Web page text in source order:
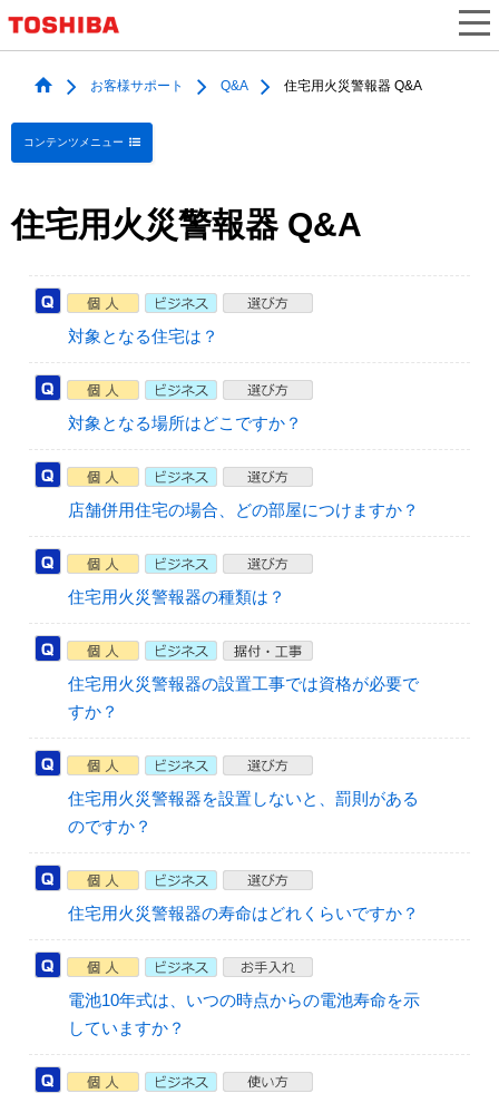
お客様サポート Q&A 住宅用火災警報器 Q&A
コンテンツメニュー
住宅用火災警報器 Q&A
対象となる住宅は？
対象となる場所はどこですか？
店舗併用住宅の場合、どの部屋につけますか？
住宅用火災警報器の種類は？
住宅用火災警報器の設置工事では資格が必要で
すか？
住宅用火災警報器を設置しないと、罰則がある
のですか？
住宅用火災警報器の寿命はどれくらいですか？
電池10年式は、いつの時点からの電池寿命を示
していますか？